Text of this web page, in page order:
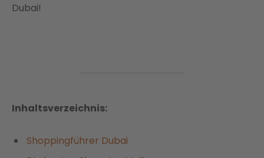
Dubai!
Inhaltsverzeichnis:
Shoppingführer Dubai